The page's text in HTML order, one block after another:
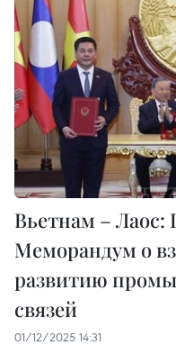
Вьетнам – Лаос:
Меморандум о
развитию
связей
01/12/2025 14:31